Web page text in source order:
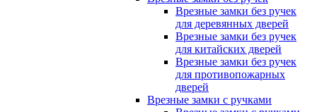
Врезные замки без ручек
для деревянных дверей
Врезные замки без ручек
для китайских дверей
Врезные замки без ручек
для противопожарных
дверей
Врезные замки с ручками